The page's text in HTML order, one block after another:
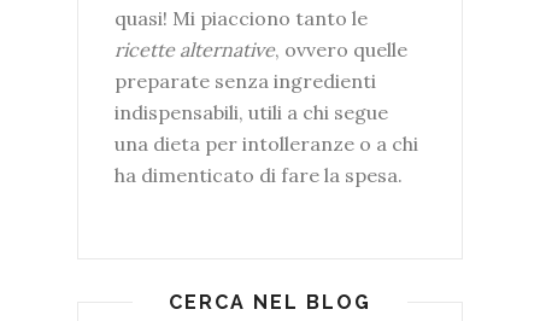
quasi! Mi piacciono tanto le
ricette alternative, ovvero quelle
preparate senza ingredienti
indispensabili, utili a chi segue
una dieta per intolleranze o a chi
ha dimenticato di fare la spesa.
CERCA NEL BLOG